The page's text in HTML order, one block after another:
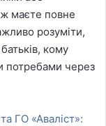
маєте повне
розуміти,
кому
потребами через
ГО «Аваліст»: